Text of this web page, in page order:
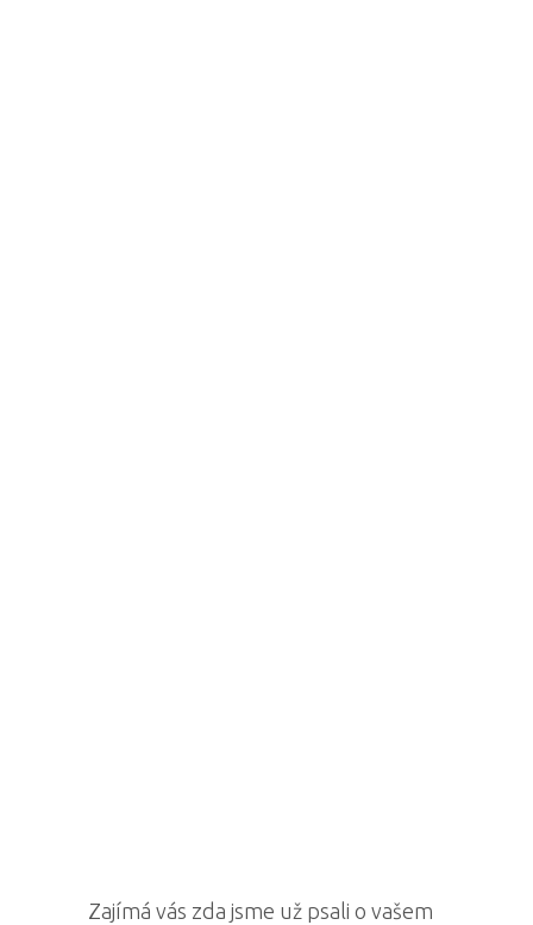
Zajímá vás zda jsme už psali o vašem